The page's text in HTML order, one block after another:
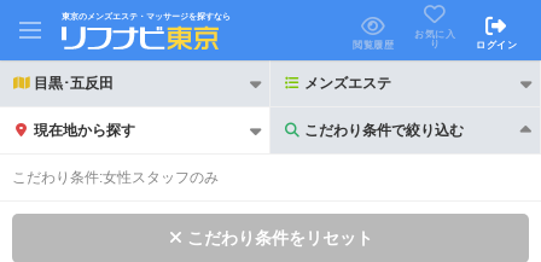
東京のメンズエステ・マッサージを探すなら
閲覧履歴
お気に入
り
ログイン
目黒･五反田 メンズエステ
現在地から探す こだわり条件で絞り込む
こだわり条件で絞り込む
こだわり条件:女性スタッフのみ
こだわり条件をリセット